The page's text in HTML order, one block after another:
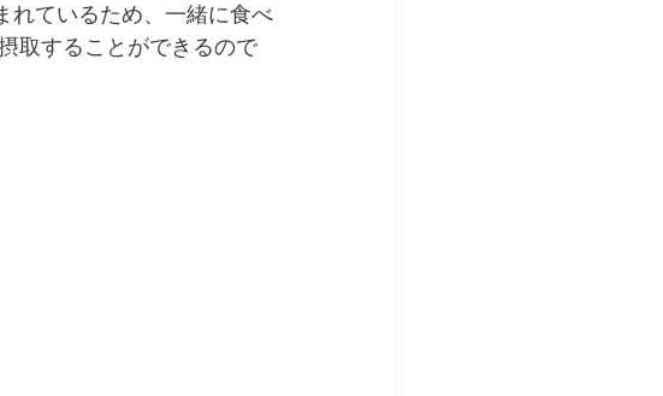
れているため、一緒に食べ
取することができるので